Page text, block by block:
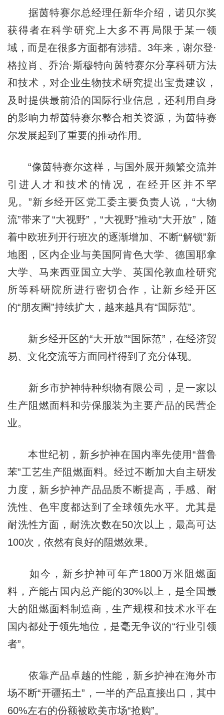
据茵特赛尔总经理任新华介绍，诺贝尔奖
获得者在科学研究上大多不再局限于某一领
域，而是在很多方面都有涉猎。3年来，谢尔登·
格拉肖、乔治·斯穆特向茵特赛尔分享科研方法
和技术，对企业生物技术研究提出宝贵建议，
及时提供最前沿的国际行业信息，还利用自身
的影响力帮茵特赛尔整合相关资源，为茵特赛
尔发展起到了重要的推动作用。
“像茵特赛尔这样，与国外展开频繁交流并
引进人才和技术的情况，在经开区并不罕
见。”新乡经开区党工委主要负责人说，“大物
流”带来了“大视野”，“大视野”推动“大开放”，随
着中欧班列开行班次的逐渐增加、不断“解锁”新
地图，区内企业与美国阿肯色大学、德国耶拿
大学、马来西亚国立大学、英国伦敦血栓研究
所等科研院所进行密切合作，让新乡经开区
的“朋友圈”持续扩大，越来越具有“国际范”。
新乡经开区的“大开放”“国际范”，在经济贸
易、文化交流等方面同样得到了充分体现。
新乡市护神特种织物有限公司，是一家以
生产阻燃面料和劳保服装为主要产品的民营企
业。
本世纪初，新乡护神在国内率先使用“普鲁
苯”工艺生产阻燃面料。经过不断加大自主研发
力度，新乡护神产品品质不断提高，手感、耐
洗性、色牢度都达到了全球领先水平。尤其是
耐洗性方面，耐洗次数在50次以上，最高可达
100次，依然有良好的阻燃效果。
如今，新乡护神可年产1800万米阻燃面
料，产能占国内总产能的30%以上，是全国最
大的阻燃面料制造商，生产规模和技术水平在
国内都处于领先地位，是毫无争议的“行业引领
者”。
依靠产品卓越的性能，新乡护神在海外市
场不断“开疆拓土”，一半的产品直接出口，其中
60%左右的份额被欧美市场“抢购”。